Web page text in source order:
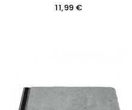
Precio
11,99 €